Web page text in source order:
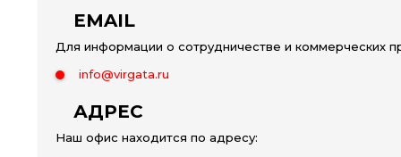
EMAIL
Для информации о сотрудничестве и коммерческих
info@virgata.ru
АДРЕС
Наш офис находится по адресу: